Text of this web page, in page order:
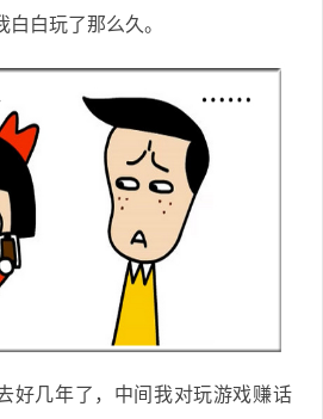
白玩了那么久。
几年了，中间我对玩游戏赚话